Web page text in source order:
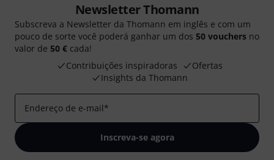
Newsletter Thomann
Subscreva a Newsletter da Thomann em inglês e com um
pouco de sorte você poderá ganhar um dos 50 vouchers no
valor de 50 € cada!
Contribuições inspiradoras
Ofertas
Insights da Thomann
Endereço de e-mail*
Inscreva-se agora